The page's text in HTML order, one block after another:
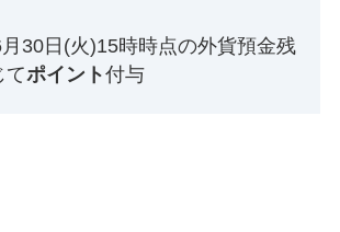
30日(火)15時時点の外貨預金残
てポイント付与